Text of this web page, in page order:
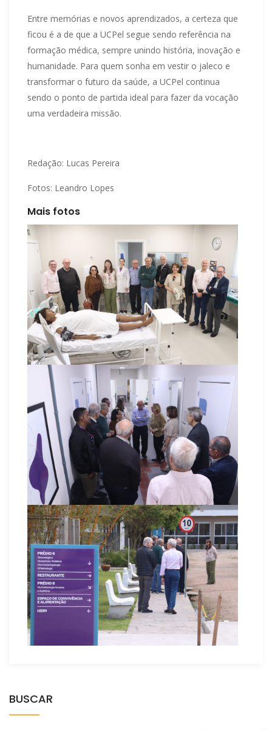
Entre memórias e novos aprendizados, a certeza que
ficou é a de que a UCPel segue sendo referência na
formação médica, sempre unindo história, inovação e
humanidade. Para quem sonha em vestir o jaleco e
transformar o futuro da saúde, a UCPel continua
sendo o ponto de partida ideal para fazer da vocação
uma verdadeira missão.
Redação: Lucas Pereira
Fotos: Leandro Lopes
Mais fotos
BUSCAR